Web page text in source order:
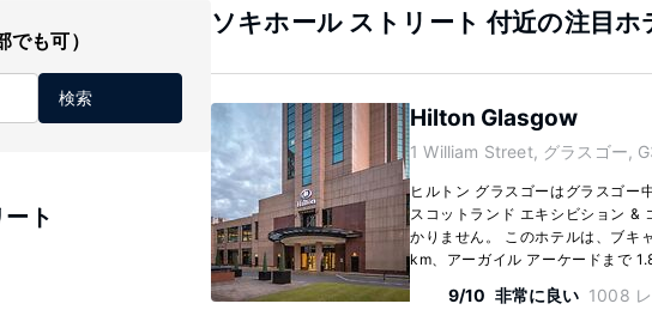
も可）
検索
ト
ソキホール ストリート 付近の注目ホ
Hilton Glasgow
1 William Street, グラスゴー,
ヒルトン グラスゴーはグラスゴー
スコットランド エキシビション &
かりません。 このホテルは、ブキ
km、アーガイル アーケードまで
9/10 非常に良い 1008